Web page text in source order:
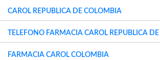
CAROL REPUBLICA DE COLOMBIA
TELEFONO FARMACIA CAROL REPUBLICA
FARMACIA CAROL COLOMBIA